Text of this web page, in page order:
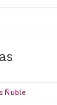
Ñuble